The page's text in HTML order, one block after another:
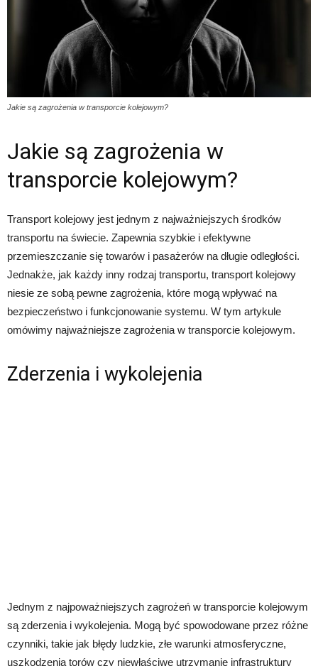
Jakie są zagrożenia w transporcie kolejowym?
Jakie są zagrożenia w
transporcie kolejowym?
Transport kolejowy jest jednym z najważniejszych środków
transportu na świecie. Zapewnia szybkie i efektywne
przemieszczanie się towarów i pasażerów na długie odległości.
Jednakże, jak każdy inny rodzaj transportu, transport kolejowy
niesie ze sobą pewne zagrożenia, które mogą wpływać na
bezpieczeństwo i funkcjonowanie systemu. W tym artykule
omówimy najważniejsze zagrożenia w transporcie kolejowym.
Zderzenia i wykolejenia
Jednym z najpoważniejszych zagrożeń w transporcie kolejowym
są zderzenia i wykolejenia. Mogą być spowodowane przez różne
czynniki, takie jak błędy ludzkie, złe warunki atmosferyczne,
uszkodzenia torów czy niewłaściwe utrzymanie infrastruktury